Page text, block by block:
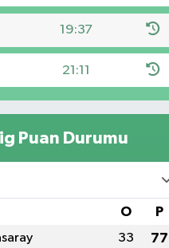
19:37
21:11
Puan Durumu
O P
33 77